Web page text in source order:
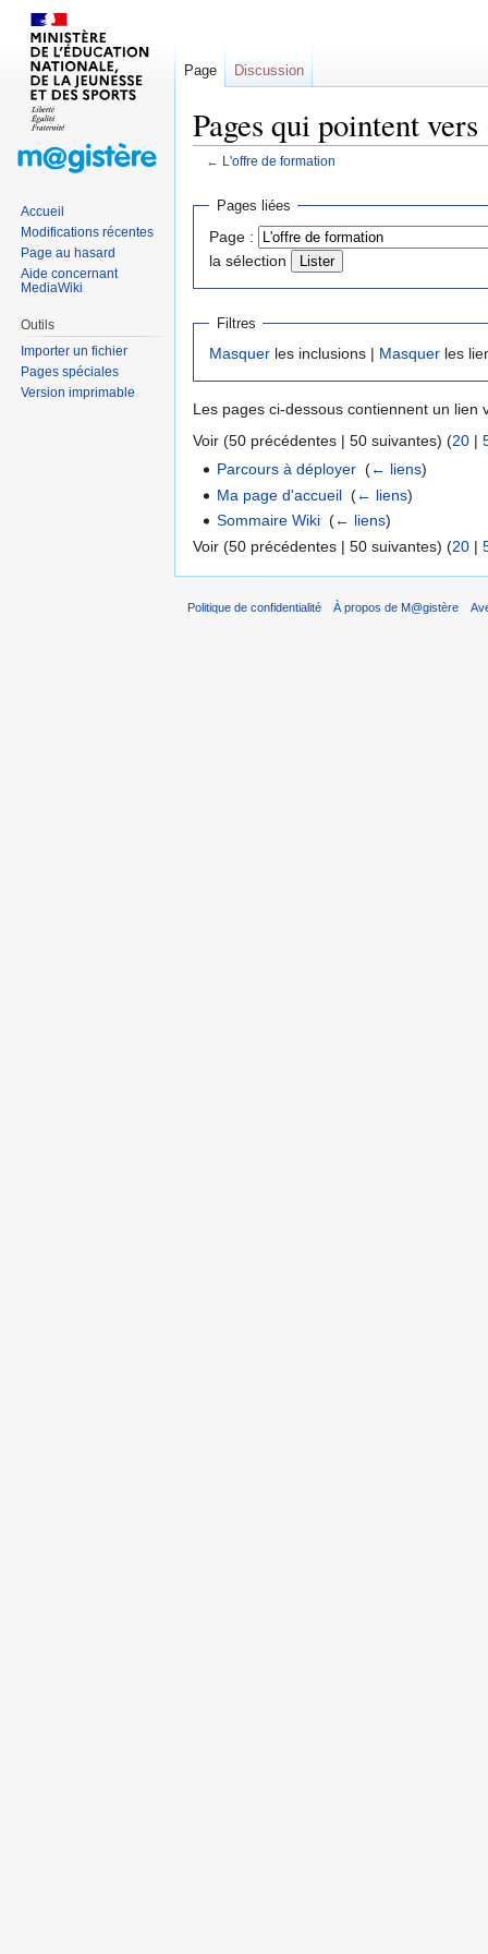
Pages qui pointent
← L'offre de formation
Sauter
navigation
Sauter
recherche
Pages liées
Page :
la sélection
Filtres
Masquer les inclusions | Masquer les
Les pages ci-dessous contiennent un lien
Voir (50 précédentes | 50 suivantes) (20 |
Parcours à déployer ‎(← liens)
Ma page d'accueil ‎(← liens)
Sommaire Wiki ‎(← liens)
Voir (50 précédentes | 50 suivantes) (20 |
Page Discussion
Accueil
Modifications récentes
Page au hasard
Aide concernant
MediaWiki
Outils
Importer un fichier
Pages spéciales
Version imprimable
Politique de confidentialité À propos de M@gistère